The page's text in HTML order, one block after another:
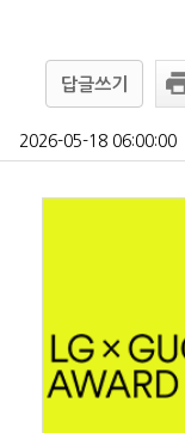
답글쓰기
2026-05-18 06:00:00